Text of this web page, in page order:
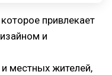
привлекает
и
местных жителей,